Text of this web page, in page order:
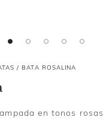
/ BATA ROSALINA
en tonos rosas